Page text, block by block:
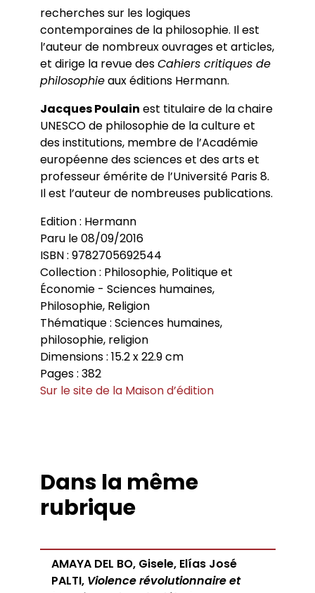
recherches sur les logiques
contemporaines de la philosophie. Il est
l’auteur de nombreux ouvrages et articles,
et dirige la revue desCahiers critiques de
philosophieaux éditions Hermann.
Jacques Poulain est titulaire de la chaire
UNESCO de philosophie de la culture et
des institutions, membre de l’Académie
européenne des sciences et des arts et
professeur émérite de l’Université Paris 8.
Il est l’auteur de nombreuses publications.
Edition : Hermann
Paru le 08/09/2016
ISBN : 9782705692544
Collection : Philosophie, Politique et
Économie - Sciences humaines,
Philosophie, Religion
Thématique : Sciences humaines,
philosophie, religion
Dimensions : 15.2 x 22.9 cm
Pages : 382
Sur le site de la Maison d’édition
Dans la même
rubrique
AMAYA DEL BO, Gisele, Elías José
PALTI, Violence révolutionnaire et